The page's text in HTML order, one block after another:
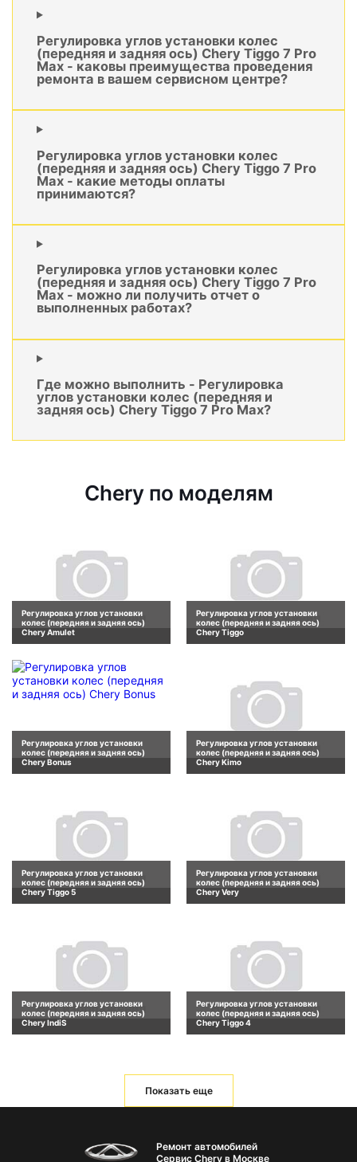
Регулировка углов установки колес
(передняя и задняя ось) Chery Tiggo 7 Pro
Max - каковы преимущества проведения
ремонта в вашем сервисном центре?
Регулировка углов установки колес
(передняя и задняя ось) Chery Tiggo 7 Pro
Max - какие методы оплаты
принимаются?
Регулировка углов установки колес
(передняя и задняя ось) Chery Tiggo 7 Pro
Max - можно ли получить отчет о
выполненных работах?
Где можно выполнить - Регулировка
углов установки колес (передняя и
задняя ось) Chery Tiggo 7 Pro Max?
Chery по моделям
Регулировка углов установки
колес (передняя и задняя ось)
Chery Amulet
Регулировка углов установки
колес (передняя и задняя ось)
Chery Tiggo
Регулировка углов установки
колес (передняя и задняя ось)
Chery Bonus
Регулировка углов установки
колес (передняя и задняя ось)
Chery Kimo
Регулировка углов установки
колес (передняя и задняя ось)
Chery Tiggo 5
Регулировка углов установки
колес (передняя и задняя ось)
Chery Very
Регулировка углов установки
колес (передняя и задняя ось)
Chery IndiS
Регулировка углов установки
колес (передняя и задняя ось)
Chery Tiggo 4
Показать еще
Ремонт автомобилей
Сервис Chery в Москве